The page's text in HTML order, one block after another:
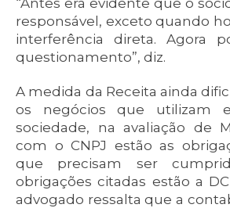
“Antes era evidente que o
responsável, exceto quando
interferência direta. Agora
questionamento”, diz.
A medida da Receita ainda
os negócios que utilizam
sociedade, na avaliação de
com o CNPJ estão as
que precisam ser
obrigações citadas estão a
advogado ressalta que a